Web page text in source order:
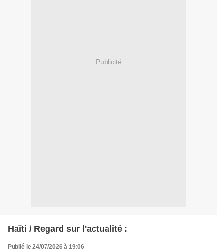
Publicité
Haïti / Regard sur l'actualité :
Publié le 24/07/2026 à 19:06